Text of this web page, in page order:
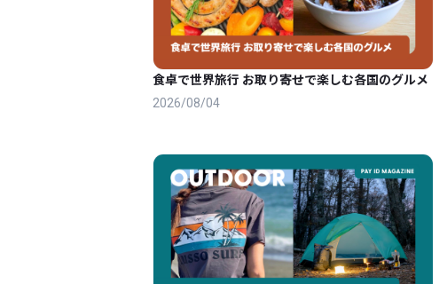
食卓で世界旅行 お取り寄せで楽しむ各国のグルメ
2026/08/04